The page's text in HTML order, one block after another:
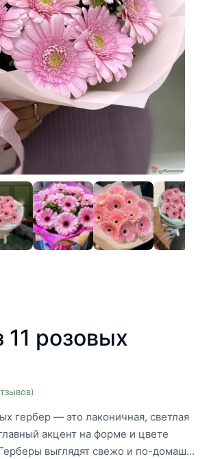
11 розовых
гербер — это лаконичная, светлая
акцент на форме и цвете
выглядят свежо и по-домаш...